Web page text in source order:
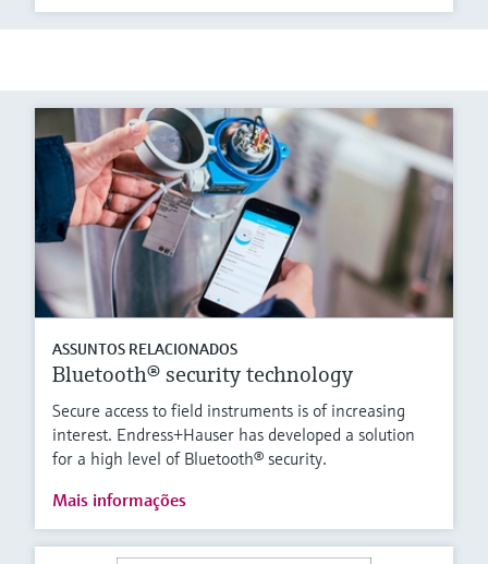
ASSUNTOS RELACIONADOS
Bluetooth® security technology
Secure access to field instruments is of increasing
interest. Endress+Hauser has developed a solution
for a high level of Bluetooth® security.
Mais informações